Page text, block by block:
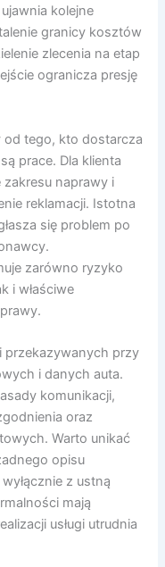
kolejne
granicy kosztów
zlecenia na etap
ogranicza presję
od tego, kto dostarcza
prace. Dla klienta
naprawy i
reklamacji. Istotna
się problem po
zarówno ryzyko
i właściwe
przekazywanych przy
i danych auta.
komunikacji,
oraz
Warto unikać
opisu
z ustną
mają
usługi utrudnia